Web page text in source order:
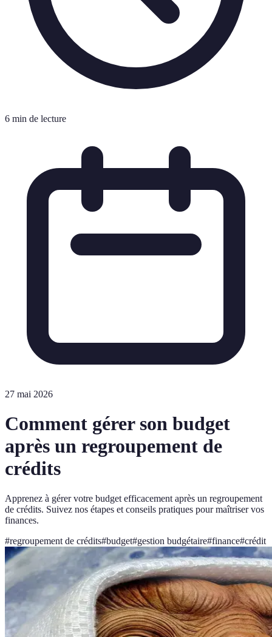
6 min de lecture
27 mai 2026
Comment gérer son budget
après un regroupement de
crédits
Apprenez à gérer votre budget efficacement après un regroupement
de crédits. Suivez nos étapes et conseils pratiques pour maîtriser vos
finances.
#regroupement de crédits#budget#gestion budgétaire#finance#crédit